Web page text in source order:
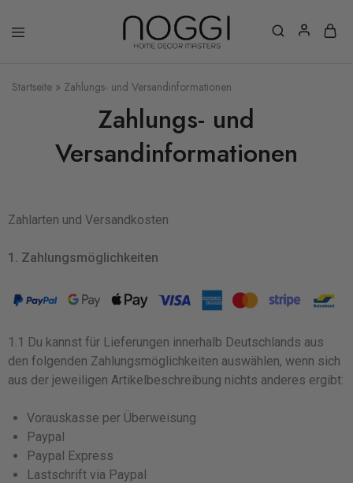
Startseite » Zahlungs- und Versandinformationen
Zahlungs- und
Versandinformationen
Zahlarten und Versandkosten
1. Zahlungsmöglichkeiten
1.1 Du kannst für Lieferungen innerhalb Deutschlands aus
den folgenden Zahlungsmöglichkeiten auswählen, wenn sich
aus der jeweiligen Artikelbeschreibung nichts anderes ergibt:
Vorauskasse per Überweisung
Paypal
Paypal Express
Lastschrift via Paypal